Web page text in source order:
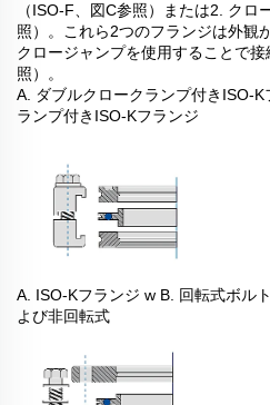
（ISO-F、図C参照）または2. クロ
照）。これら2つのフランジは外観
クロージャンプを使用することで
照）。
A. ダブルクロークランプ付きISO-
ランプ付きISO-Kフランジ
A. ISO-Kフランジ w B. 回転式ボル
よび非回転式